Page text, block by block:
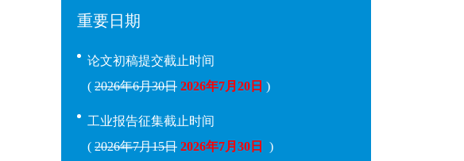
重要日期
论文初稿提交截止时间
( 2026年6月30日 2026年7月20日 )
工业报告征集截止时间
( 2026年7月15日 2026年7月30日 )